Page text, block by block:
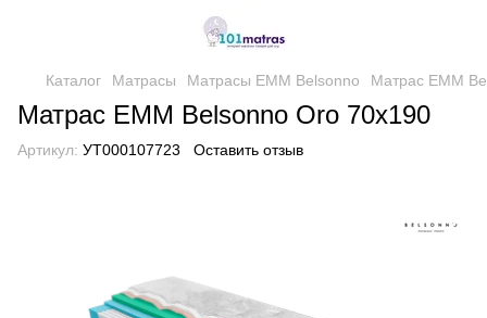
Каталог Матрасы Матрасы EMM Belsonno Матрас EMM
Матрас EMM Belsonno Oro 70х190
Артикул: УТ000107723 Оставить отзыв